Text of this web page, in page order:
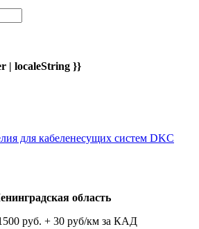
| localeString }}
для кабеленесущих систем DKC
область
руб. + 30 руб/км за КАД